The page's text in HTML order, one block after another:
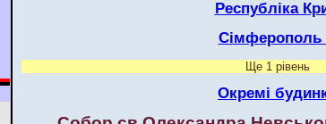
Республіка
Сімферополь
Ще 1 рівень
Окремі